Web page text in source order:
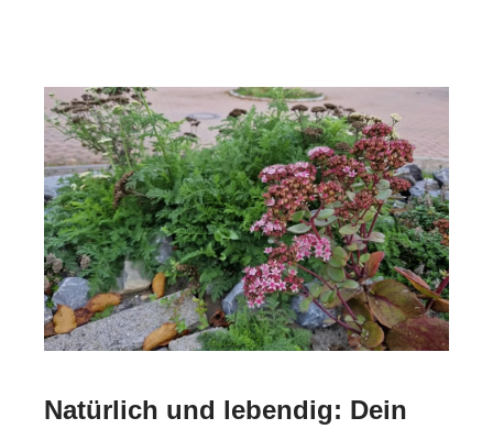
Natürlich und lebendig: Dein